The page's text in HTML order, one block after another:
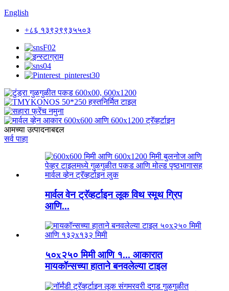
English
+८६ १३९२९९३५५०३
आमच्या उत्पादनाबद्दल
सर्व पाहा
मार्वल वेन ट्रॅव्हर्टाइन लूक विथ स्मूथ ग्रिप
आणि...
५०x२५० मिमी आणि १... आकारात
मायकॉन्सच्या हाताने बनवलेल्या टाइल